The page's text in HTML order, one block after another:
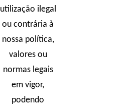
utilização ilegal
ou contrária à
nossa política,
valores ou
normas legais
em vigor,
podendo